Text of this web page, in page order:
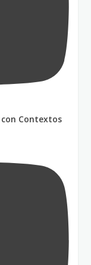
Contextos